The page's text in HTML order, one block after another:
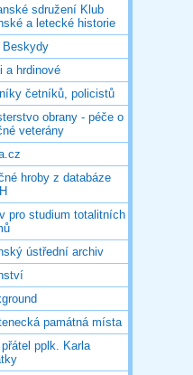
sdružení Klub
a letecké historie
Beskydy
a hrdinové
četníků, policistů
obrany - péče o
veterány
hroby z databáze
pro studium totalitních
ústřední archiv
památná místa
přátel pplk. Karla